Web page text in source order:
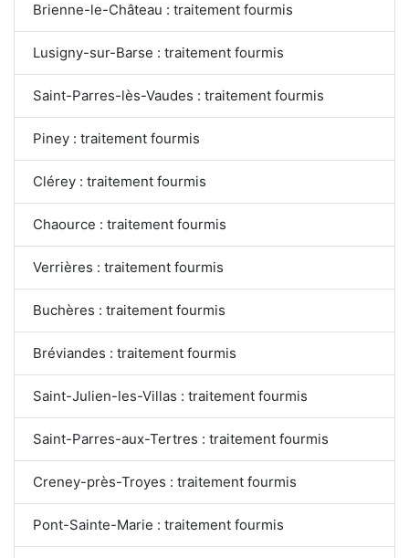
Brienne-le-Château : traitement fourmis
Lusigny-sur-Barse : traitement fourmis
Saint-Parres-lès-Vaudes : traitement fourmis
Piney : traitement fourmis
Clérey : traitement fourmis
Chaource : traitement fourmis
Verrières : traitement fourmis
Buchères : traitement fourmis
Bréviandes : traitement fourmis
Saint-Julien-les-Villas : traitement fourmis
Saint-Parres-aux-Tertres : traitement fourmis
Creney-près-Troyes : traitement fourmis
Pont-Sainte-Marie : traitement fourmis